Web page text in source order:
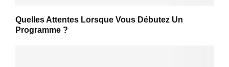
Quelles Attentes Lorsque Vous Débutez Un
Programme ?